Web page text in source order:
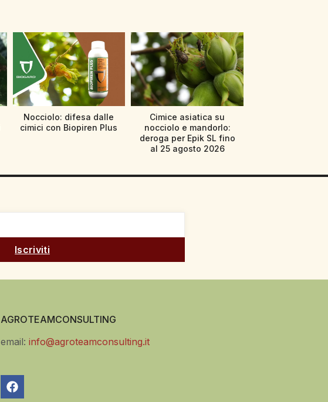
Nocciolo: difesa dalle
cimici con Biopiren Plus
Cimice asiatica su
nocciolo e mandorlo:
deroga per Epik SL fino
al 25 agosto 2026
Iscriviti
AGROTEAMCONSULTING
email:info@agroteamconsulting.it